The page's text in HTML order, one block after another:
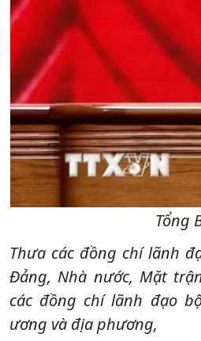
Tổng
Thưa các đồng chí lãnh
Đảng, Nhà nước, Mặt
các đồng chí lãnh đạo
ương và địa phương,